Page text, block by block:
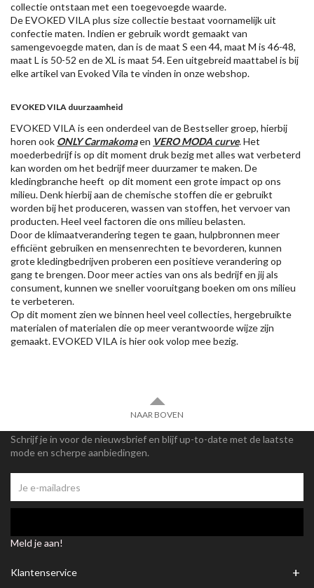
collectie ontstaan met een toegevoegde waarde.
De EVOKED VILA plus size collectie bestaat voornamelijk uit
confectie maten. Indien er gebruik wordt gemaakt van
samengevoegde maten, dan is de maat S een 44, maat M is 46-48,
maat L is 50-52 en de XL is maat 54. Een uitgebreid maattabel is bij
elke artikel van Evoked Vila te vinden in onze webshop.
EVOKED VILA duurzaamheid
EVOKED VILA is een onderdeel van de Bestseller groep, hierbij
horen ook ONLY Carmakomaen VERO MODA curve. Het
moederbedrijf is op dit moment druk bezig met alles wat verbeterd
kan worden om het bedrijf meer duurzamer te maken. De
kledingbranche heeft op dit moment een grote impact op ons
milieu. Denk hierbij aan de chemische stoffen die er gebruikt
worden bij het produceren, wassen van stoffen, het vervoer van
producten. Heel veel factoren die ons milieu belasten.
Door de klimaatverandering tegen te gaan, hulpbronnen meer
efficiënt gebruiken en mensenrechten te bevorderen, kunnen
grote kledingbedrijven proberen een positieve verandering op
gang te brengen. Door meer acties van ons als bedrijf en jij als
consument, kunnen we sneller vooruitgang boeken om ons milieu
te verbeteren.
Op dit moment zien we binnen heel veel collecties, hergebruikte
materialen of materialen die op meer verantwoorde wijze zijn
gemaakt. EVOKED VILA is hier ook volop mee bezig.
NAAR BOVEN
Schrijf je in voor de nieuwsbrief en blijf up-to-date met de laatste
mode en scherpe aanbiedingen.
Meld je aan!
Klantenservice +